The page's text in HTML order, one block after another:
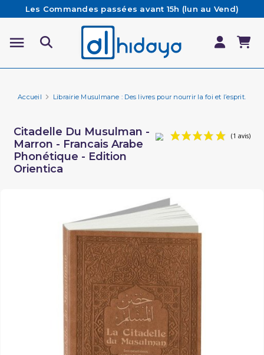
Les Commandes passées avant 15h (lun au Vend)
sont préparées et expédiées le jour même
Besoin d'aide ? Retrouvez notre FAQ
Livraison offerte à partir de 65€ d'achat*
Accueil Librairie Musulmane : Des livres pour nourrir la foi et l’esprit.
Citadelle Du Musulman -
Marron - Francais Arabe
Phonétique - Edition
Orientica